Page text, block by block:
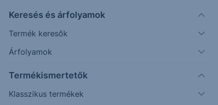
Keresés és árfolyamok
Termék keresők
Árfolyamok
Termékismertetők
Klasszikus termékek
Certifikát kereső
Árfolyamértesítő rögzítése
További információk kérése
Erste Market Pro belépés